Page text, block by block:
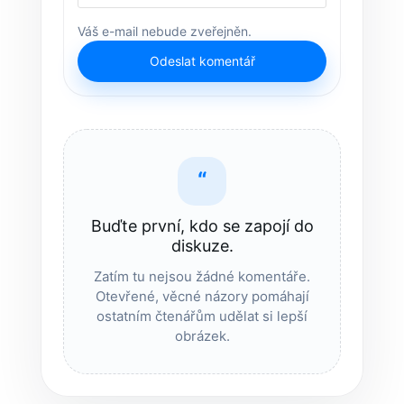
Váš e-mail nebude zveřejněn.
Odeslat komentář
“
Buďte první, kdo se zapojí do
diskuze.
Zatím tu nejsou žádné komentáře.
Otevřené, věcné názory pomáhají
ostatním čtenářům udělat si lepší
obrázek.